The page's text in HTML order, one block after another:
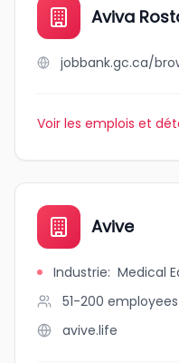
Aviva
Voir les emplois et
Avive
Industrie: Medical
51-200 employees
avive.life